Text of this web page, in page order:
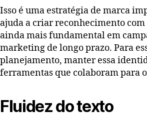
Isso é uma estratégia de marca
ajuda a criar reconhecimento com
ainda mais fundamental em
marketing de longo prazo. Para
planejamento, manter essa
ferramentas que colaboram para
Fluidez do texto